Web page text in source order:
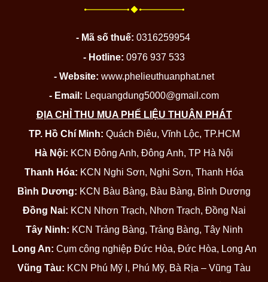
- Mã số thuế: 0316259954
- Hotline: 0976 937 533
- Website: www.phelieuthuanphat.net
- Email: Lequangdung5000@gmail.com
ĐỊA CHỈ THU MUA PHẾ LIỆU THUẬN PHÁT
TP. Hồ Chí Minh: Quách Điêu, Vĩnh Lộc, TP.HCM
Hà Nội: KCN Đông Anh, Đông Anh, TP Hà Nội
Thanh Hóa: KCN Nghi Sơn, Nghi Sơn, Thanh Hóa
Bình Dương: KCN Bàu Bàng, Bàu Bàng, Bình Dương
Đồng Nai: KCN Nhơn Trạch, Nhơn Trạch, Đồng Nai
Tây Ninh: KCN Trảng Bàng, Trảng Bàng, Tây Ninh
Long An: Cụm công nghiệp Đức Hòa, Đức Hòa, Long An
Vũng Tàu: KCN Phú Mỹ I, Phú Mỹ, Bà Rịa – Vũng Tàu